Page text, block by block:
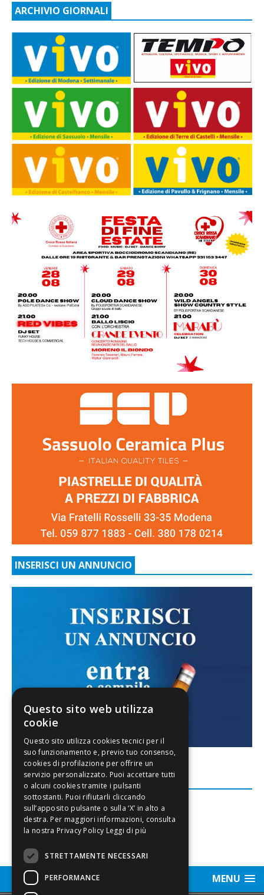
ARCHIVIO GIORNALI
INSERISCI UN ANNUNCIO
FACEBOOK
MENU
Questo sito web utilizza
cookie
Leggi di più
STRETTAMENTE NECESSARI
PERFORMANCE